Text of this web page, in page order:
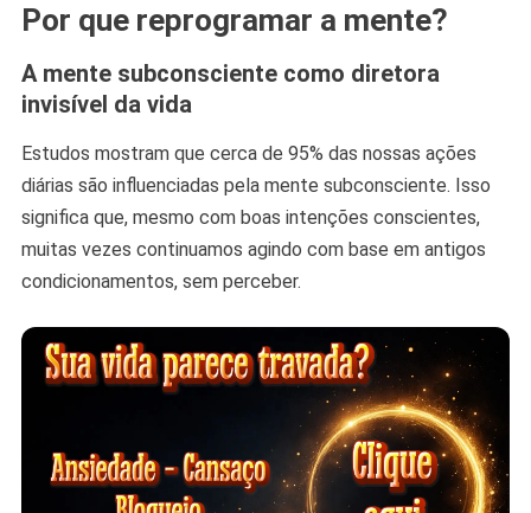
Por que reprogramar a mente?
A mente subconsciente como diretora
invisível da vida
Estudos mostram que cerca de 95% das nossas ações
diárias são influenciadas pela mente subconsciente. Isso
significa que, mesmo com boas intenções conscientes,
muitas vezes continuamos agindo com base em antigos
condicionamentos, sem perceber.